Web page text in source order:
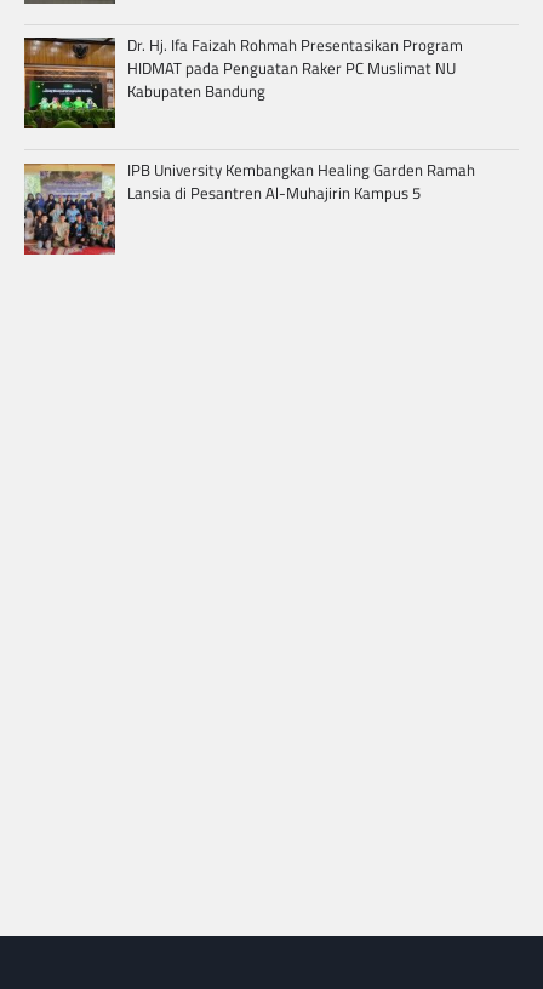
Dr. Hj. Ifa Faizah Rohmah Presentasikan Program
HIDMAT pada Penguatan Raker PC Muslimat NU
Kabupaten Bandung
IPB University Kembangkan Healing Garden Ramah
Lansia di Pesantren Al-Muhajirin Kampus 5